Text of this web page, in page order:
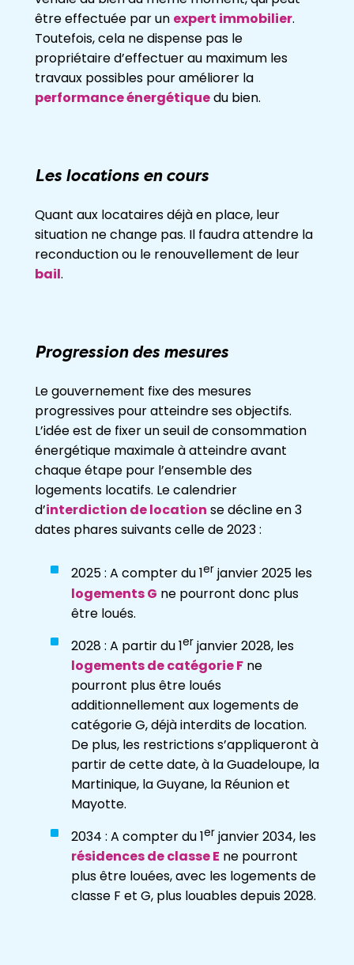
être effectuée par un expert immobilier.
Toutefois, cela ne dispense pas le
propriétaire d’effectuer au maximum les
travaux possibles pour améliorer la
performance énergétiquedu bien.
Les locations en cours
Quant aux locataires déjà en place, leur
situation ne change pas. Il faudra attendre la
reconduction ou le renouvellement de leur
bail.
Progression des mesures
Le gouvernement fixe des mesures
progressives pour atteindre ses objectifs.
L’idée est de fixer un seuil de consommation
énergétique maximale à atteindre avant
chaque étape pour l’ensemble des
logements locatifs. Le calendrier
d’interdiction de location se décline en 3
dates phares suivants celle de 2023 :
2025 : A compter du 1er janvier 2025 les
logements G ne pourront donc plus
être loués.
2028 : A partir du 1er janvier 2028, les
logements de catégorie F ne
pourront plus être loués
additionnellement aux logements de
catégorie G, déjà interdits de location.
De plus, les restrictions s’appliqueront à
partir de cette date, à la Guadeloupe, la
Martinique, la Guyane, la Réunion et
Mayotte.
2034 : A compter du 1er janvier 2034, les
résidences de classe E ne pourront
plus être louées, avec les logements de
classe F et G, plus louables depuis 2028.